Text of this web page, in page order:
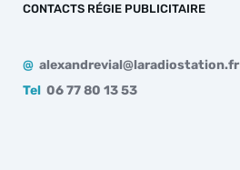
CONTACTS RÉGIE PUBLICITAIRE
@ alexandrevial@laradiostation.fr
Tel 06 77 80 13 53